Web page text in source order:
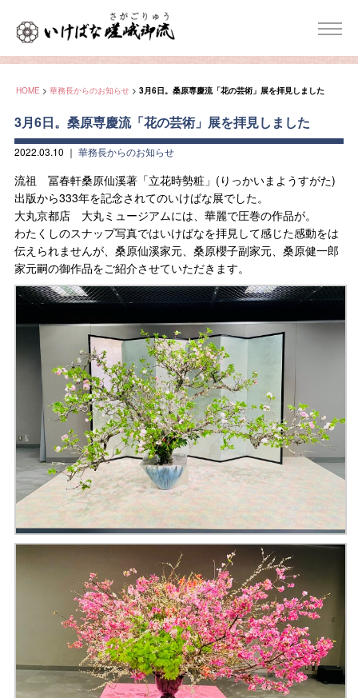
HOME > 華務長からのお知らせ > 3月6日。桑原専慶流「花の芸術」展を拝見しました
3月6日。桑原専慶流「花の芸術」展を拝見しました
2022.03.10 ｜ 華務長からのお知らせ
流祖 冨春軒桑原仙溪著「立花時勢粧」(りっかいまようすがた)
出版から333年を記念されてのいけばな展でした。
大丸京都店 大丸ミュージアムには、華麗で圧巻の作品が。
わたくしのスナップ写真ではいけばなを拝見して感じた感動をは
伝えられませんが、桑原仙溪家元、桑原櫻子副家元、桑原健一郎
家元嗣の御作品をご紹介させていただきます。